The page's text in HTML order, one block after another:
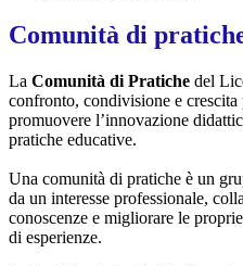
Comunità di
La Comunità di Pratiche del
confronto, condivisione e
promuovere l’innovazione
pratiche educative.
Una comunità di pratiche è un
da un interesse professionale,
conoscenze e migliorare le
di esperienze.